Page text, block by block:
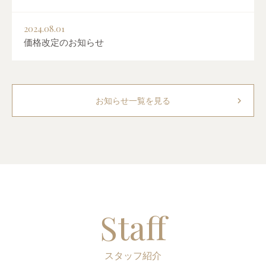
2024.08.01
価格改定のお知らせ
お知らせ一覧を見る chevron_right
Staff
スタッフ紹介